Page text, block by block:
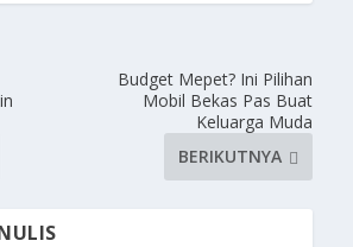
Budget Mepet? Ini Pilihan
Mobil Bekas Pas Buat
Keluarga Muda
BERIKUTNYA